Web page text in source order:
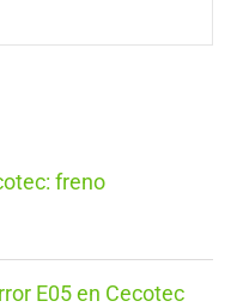
freno
E05 en Cecotec